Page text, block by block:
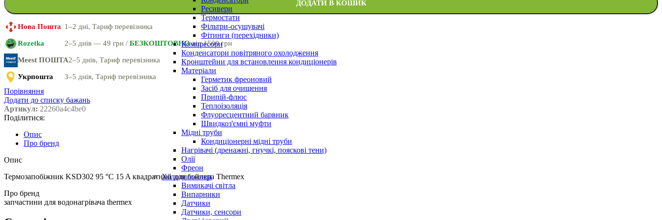
Ресивери
Термостати
Фільтри-осушувачі
Фітинги (перехідники)
Компресори
Конденсатори повітряного охолодження
Кронштейни для встановлення кондиціонерів
Матеріали
Герметик фреоновий
Засіб для очищення
Припій-флюс
Теплоізоляція
Флуоресцентний барвник
Швидкоз'ємні муфти
Мідні труби
Кондиціонерні мідні труби
Нагрівачі (дренажні, гнучкі, пояскові тени)
Олії
Фреон
Холодильники
Вимикачі світла
Випарники
Датчики
Датчики, сенсори
ДОДАТИ В КОШИК
Нова Пошта 1–2 дні, Тариф перевізника
Rozetka 2–5 днів — 49 грн / БЕЗКОШТОВНОвід 1500 грн
Meest ПОШТА2–5 днів, Тариф перевізника
Укрпошта 3–5 днів, Тариф перевізника
Порівняння
Додати до списку бажань
Артикул: 22260a4c4be0
Поділитися:
Опис
Про бренд
Опис
Термозапобіжник KSD302 95 °C 15 A квадратний для бойлера Thermex
Про бренд
запчастини для водонагрівача thermex